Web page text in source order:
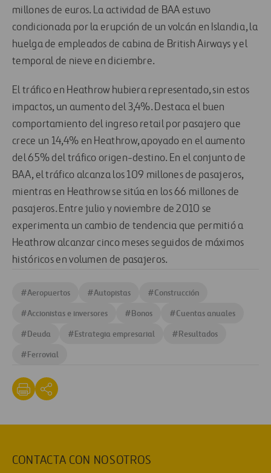
millones de euros. La actividad de BAA estuvo
condicionada por la erupción de un volcán en Islandia, la
huelga de empleados de cabina de British Airways y el
temporal de nieve en diciembre.
El tráfico en Heathrow hubiera representado, sin estos
impactos, un aumento del 3,4%. Destaca el buen
comportamiento del ingreso retail por pasajero que
crece un 14,4% en Heathrow, apoyado en el aumento
del 65% del tráfico origen-destino. En el conjunto de
BAA, el tráfico alcanza los 109 millones de pasajeros,
mientras en Heathrow se sitúa en los 66 millones de
pasajeros. Entre julio y noviembre de 2010 se
experimenta un cambio de tendencia que permitió a
Heathrow alcanzar cinco meses seguidos de máximos
históricos en volumen de pasajeros.
#Aeropuertos #Autopistas #Construcción
#Accionistas e inversores #Bonos #Cuentas anuales
#Deuda #Estrategia empresarial #Resultados
#Ferrovial
CONTACTA CON NOSOTROS